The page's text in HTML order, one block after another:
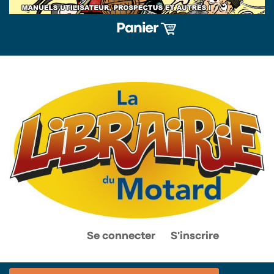
Panier
Se connecter S'inscrire